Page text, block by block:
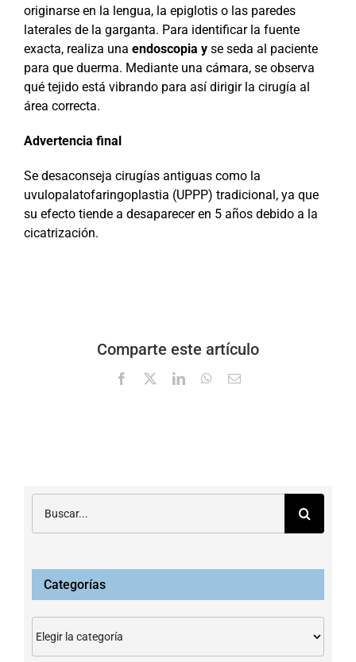
originarse en la lengua, la epiglotis o las paredes
laterales de la garganta. Para identificar la fuente
exacta, realiza una endoscopia yse seda al paciente
para que duerma. Mediante una cámara, se observa
qué tejido está vibrando para así dirigir la cirugía al
área correcta.
Advertencia final
Se desaconseja cirugías antiguas como la
uvulopalatofaringoplastia (UPPP) tradicional, ya que
su efecto tiende a desaparecer en 5 años debido a la
cicatrización.
Comparte este artículo
Facebook LinkedInWhatsApp
Correo
Categorías